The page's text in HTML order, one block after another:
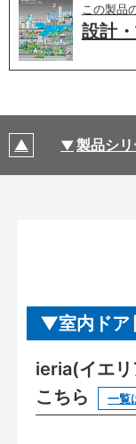
この製品
設計
製品シ
室内ドア
ieria(イエリ
こちら
一覧